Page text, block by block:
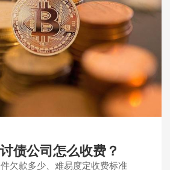
债公司怎么收费？
欠款多少、难易度定收费标准